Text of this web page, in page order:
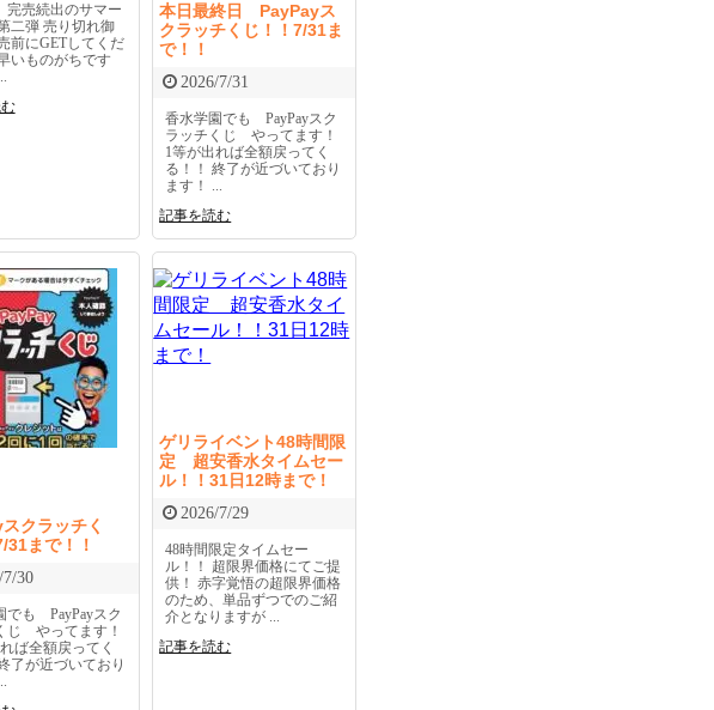
売続出のサマー
二弾 売り切れ御
前にGETしてくだ
いものがちです
本日最終日 PayPayス
クラッチくじ！！7/31ま
で！！
2026/7/31
香水学園でも PayPayスク
ラッチくじ やってます！
1等が出れば全額戻ってく
る！！ 終了が近づいており
ます！ ...
記事を読む
クラッチく
31まで！！
7/30
でも PayPayスク
じ やってます！
ば全額戻ってく
了が近づいており
ゲリライベント48時間限
定 超安香水タイムセー
ル！！31日12時まで！
2026/7/29
48時間限定タイムセー
ル！！ 超限界価格にてご提
供！ 赤字覚悟の超限界価格
のため、単品ずつでのご紹
介となりますが ...
記事を読む